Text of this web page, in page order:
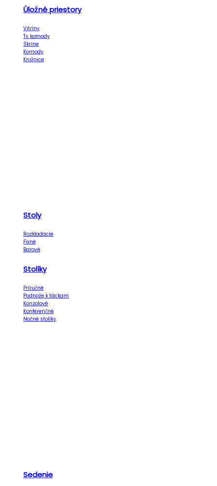
Úložné priestory
Vitríny
Tv komody
Skrine
Komody
Knižnice
Stoly
Rozkladacie
Fixné
Barové
Stolíky
Príručné
Podnože k táckam
Konzolové
Konferenčné
Nočné stolíky
Sedenie